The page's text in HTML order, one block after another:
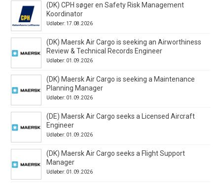
(DK) CPH søger en Safety Risk Management
Koordinator
Udløber: 17.08.2026
(DK) Maersk Air Cargo is seeking an Airworthiness
Review & Technical Records Engineer
Udløber: 01.09.2026
(DK) Maersk Air Cargo is seeking a Maintenance
Planning Manager
Udløber: 01.09.2026
(DE) Maersk Air Cargo seeks a Licensed Aircraft
Engineer
Udløber: 01.09.2026
(DK) Maersk Air Cargo seeks a Flight Support
Manager
Udløber: 01.09.2026